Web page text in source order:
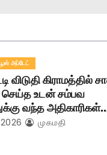
அப்டேட்
விடுதி கிராமத்தில்
செய்த உடன் சம்பவ
வந்த
முகமதி